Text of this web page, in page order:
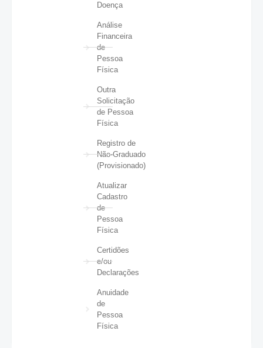
Doença
Análise
Financeira
de
Pessoa
Física
Outra
Solicitação
de Pessoa
Física
Registro de
Não-Graduado
(Provisionado)
Atualizar
Cadastro
de
Pessoa
Física
Certidões
e/ou
Declarações
Anuidade
de
Pessoa
Física